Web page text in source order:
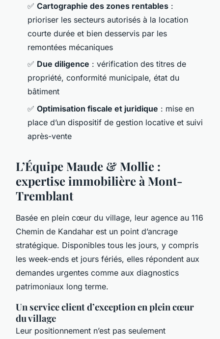
✅ Cartographie des zones rentables :
prioriser les secteurs autorisés à la location
courte durée et bien desservis par les
remontées mécaniques
✅ Due diligence : vérification des titres de
propriété, conformité municipale, état du
bâtiment
✅ Optimisation fiscale et juridique : mise en
place d’un dispositif de gestion locative et suivi
après-vente
L’Équipe Maude & Mollie :
expertise immobilière à Mont-
Tremblant
Basée en plein cœur du village, leur agence au 116
Chemin de Kandahar est un point d’ancrage
stratégique. Disponibles tous les jours, y compris
les week-ends et jours fériés, elles répondent aux
demandes urgentes comme aux diagnostics
patrimoniaux long terme.
Un service client d’exception en plein cœur
du village
Leur positionnement n’est pas seulement